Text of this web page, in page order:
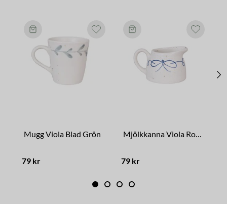
Mugg Viola Blad Grön
79 kr
Mjölkkanna Viola Rosett Blå
79 kr